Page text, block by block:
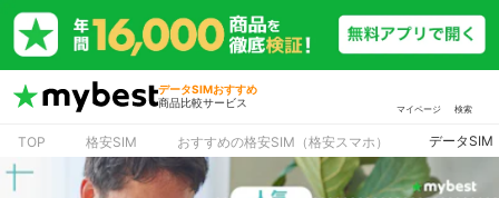
データSIMおすすめ
商品比較サービス
マイページ 検索
TOP 格安SIM おすすめの格安SIM（格安スマホ） データSIM